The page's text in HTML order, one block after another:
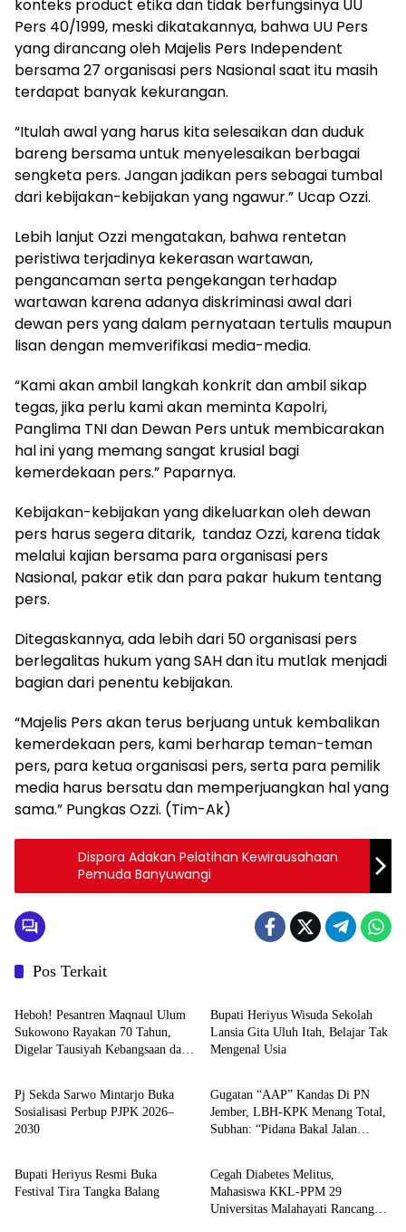
konteks product etika dan tidak berfungsinya UU
Pers 40/1999, meski dikatakannya, bahwa UU Pers
yang dirancang oleh Majelis Pers Independent
bersama 27 organisasi pers Nasional saat itu masih
terdapat banyak kekurangan.
“Itulah awal yang harus kita selesaikan dan duduk
bareng bersama untuk menyelesaikan berbagai
sengketa pers. Jangan jadikan pers sebagai tumbal
dari kebijakan-kebijakan yang ngawur.” Ucap Ozzi.
Lebih lanjut Ozzi mengatakan, bahwa rentetan
peristiwa terjadinya kekerasan wartawan,
pengancaman serta pengekangan terhadap
wartawan karena adanya diskriminasi awal dari
dewan pers yang dalam pernyataan tertulis maupun
lisan dengan memverifikasi media-media.
“Kami akan ambil langkah konkrit dan ambil sikap
tegas, jika perlu kami akan meminta Kapolri,
Panglima TNI dan Dewan Pers untuk membicarakan
hal ini yang memang sangat krusial bagi
kemerdekaan pers.” Paparnya.
Kebijakan-kebijakan yang dikeluarkan oleh dewan
pers harus segera ditarik, tandaz Ozzi, karena tidak
melalui kajian bersama para organisasi pers
Nasional, pakar etik dan para pakar hukum tentang
pers.
Ditegaskannya, ada lebih dari 50 organisasi pers
berlegalitas hukum yang SAH dan itu mutlak menjadi
bagian dari penentu kebijakan.
“Majelis Pers akan terus berjuang untuk kembalikan
kemerdekaan pers, kami berharap teman-teman
pers, para ketua organisasi pers, serta para pemilik
media harus bersatu dan memperjuangkan hal yang
sama.” Pungkas Ozzi. (Tim-Ak)
Dispora Adakan Pelatihan Kewirausahaan
Pemuda Banyuwangi
Pos Terkait
Berita
Heboh! Pesantren Maqnaul Ulum
Sukowono Rayakan 70 Tahun,
Digelar Tausiyah Kebangsaan dari
Bupati Heriyus Wisuda Sekolah
Lansia Gita Uluh Itah, Belajar Tak
Mengenal Usia
Berita
Pj Sekda Sarwo Mintarjo Buka
Sosialisasi Perbup PJPK 2026–
2030
Berita
Gugatan “AAP” Kandas Di PN
Jember, LBH-KPK Menang Total,
Subhan: “Pidana Bakal Jalan
Berita
Bupati Heriyus Resmi Buka
Festival Tira Tangka Balang
Berita
Cegah Diabetes Melitus,
Mahasiswa KKL-PPM 29
Universitas Malahayati Rancang